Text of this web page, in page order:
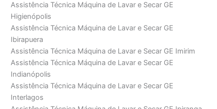
Assistência Técnica Máquina de Lavar e Secar GE
Higienópolis
Assistência Técnica Máquina de Lavar e Secar GE
Ibirapuera
Assistência Técnica Máquina de Lavar e Secar GE Imirim
Assistência Técnica Máquina de Lavar e Secar GE
Indianópolis
Assistência Técnica Máquina de Lavar e Secar GE
Interlagos